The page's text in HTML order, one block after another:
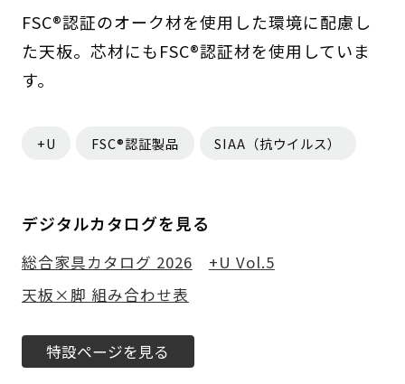
FSC®認証のオーク材を使用した環境に配慮し
た天板。芯材にもFSC®認証材を使用していま
す。
+U FSC®認証製品 SIAA（抗ウイルス）
デジタルカタログを見る
総合家具カタログ 2026
+U Vol.5
天板×脚 組み合わせ表
特設ページを見る